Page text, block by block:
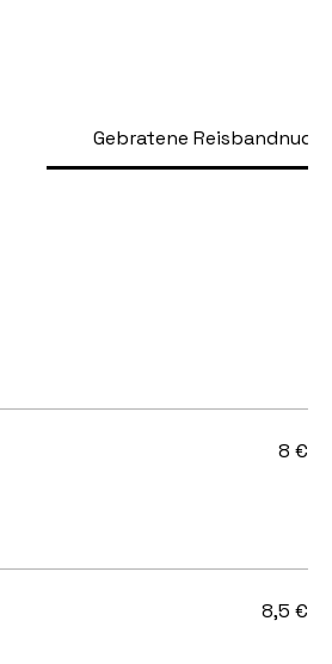
Gebratene
8 €
8,5 €